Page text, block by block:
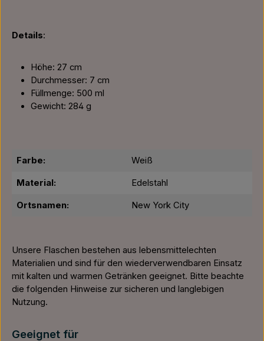
Details:
Höhe: 27 cm
Durchmesser: 7 cm
Füllmenge: 500 ml
Gewicht: 284 g
Farbe: Weiß
Material: Edelstahl
Ortsnamen: New York City
Unsere Flaschen bestehen aus lebensmittelechten
Materialien und sind für den wiederverwendbaren Einsatz
mit kalten und warmen Getränken geeignet. Bitte beachte
die folgenden Hinweise zur sicheren und langlebigen
Nutzung.
Geeignet für